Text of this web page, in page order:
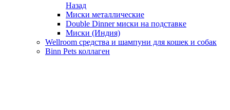
Назад
Миски металлические
Double Dinner миски на подставке
Миски (Индия)
Wellroom средства и шампуни для кошек и собак
Binn Pets коллаген